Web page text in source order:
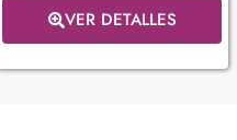
VER DETALLES